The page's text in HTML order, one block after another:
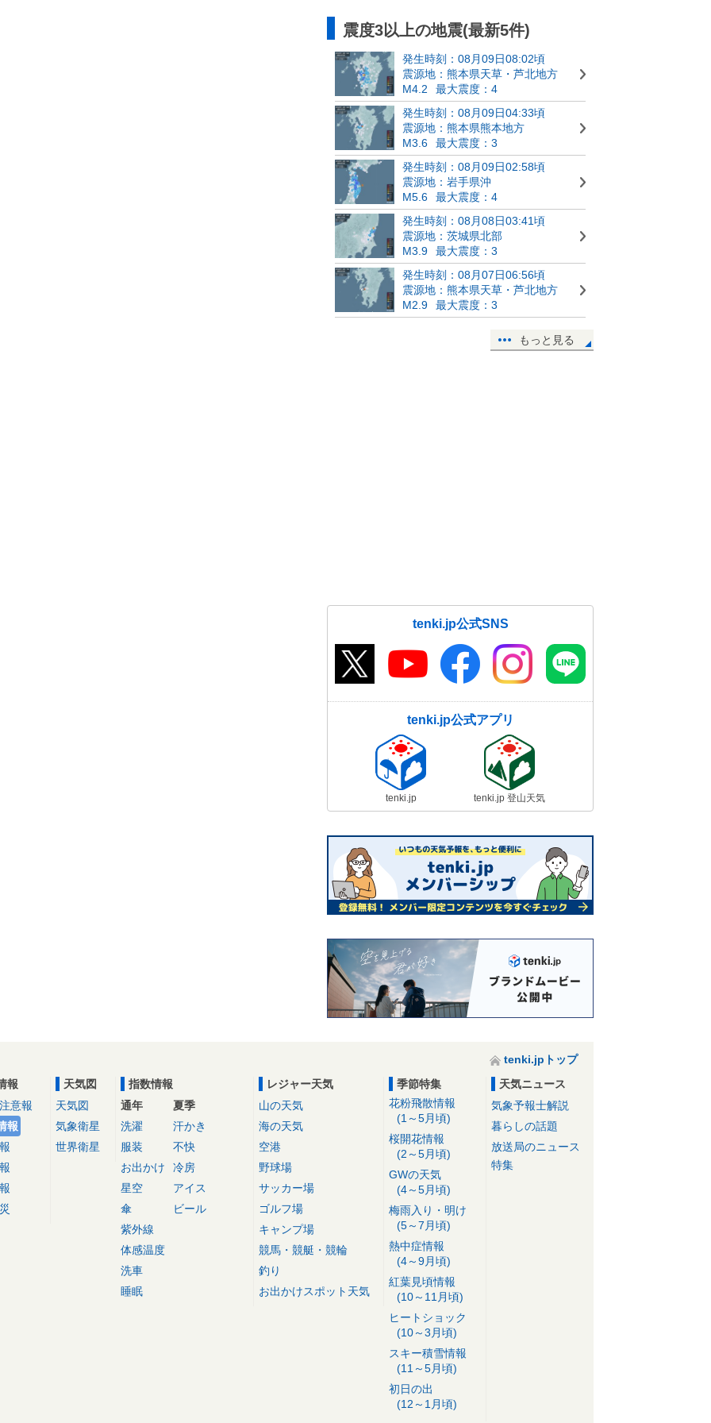
震度3以上の地震(最新5件)
発生時刻：08月09日08:02頃
震源地：熊本県天草・芦北地方
M4.2
最大震度：4
発生時刻：08月09日04:33頃
震源地：熊本県熊本地方
M3.6
最大震度：3
発生時刻：08月09日02:58頃
震源地：岩手県沖
M5.6
最大震度：4
発生時刻：08月08日03:41頃
震源地：茨城県北部
M3.9
最大震度：3
発生時刻：08月07日06:56頃
震源地：熊本県天草・芦北地方
M2.9
最大震度：3
もっと見る
tenki.jp公式SNS
tenki.jp公式アプリ
tenki.jp tenki.jp 登山天気
tenki.jpトップ
報
意報
報
天気図
天気図
気象衛星
世界衛星
指数情報
通年
洗濯
服装
お出かけ
星空
傘
紫外線
体感温度
洗車
睡眠
夏季
汗かき
不快
冷房
アイス
ビール
レジャー天気
山の天気
海の天気
空港
野球場
サッカー場
ゴルフ場
キャンプ場
競馬・競艇・競輪
釣り
お出かけスポット天気
季節特集
花粉飛散情報
(1～5月頃)
桜開花情報
(2～5月頃)
GWの天気
(4～5月頃)
梅雨入り・明け
(5～7月頃)
熱中症情報
(4～9月頃)
紅葉見頃情報
(10～11月頃)
ヒートショック
(10～3月頃)
スキー積雪情報
(11～5月頃)
初日の出
(12～1月頃)
天気ニュース
気象予報士解説
暮らしの話題
放送局のニュース
特集